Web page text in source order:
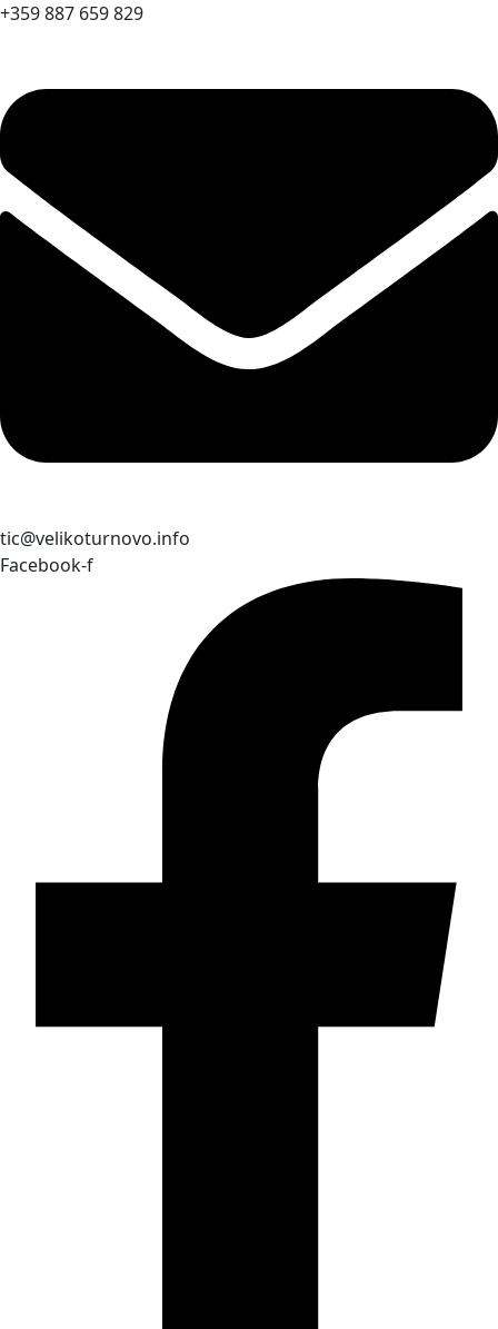
+359 887 659 829
tic@velikoturnovo.info
Facebook-f